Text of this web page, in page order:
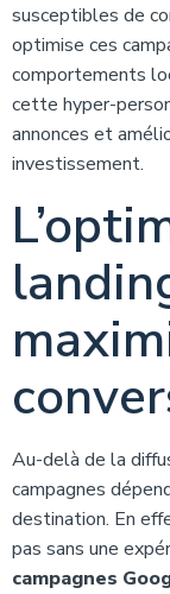
susceptibles de
optimise ces
comportements
cette hyper-
annonces et
investissement.
Au-delà de la
campagnes
destination. En
pas sans une
campagnes